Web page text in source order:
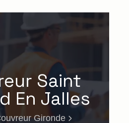
Saint
En Jalles
Gironde